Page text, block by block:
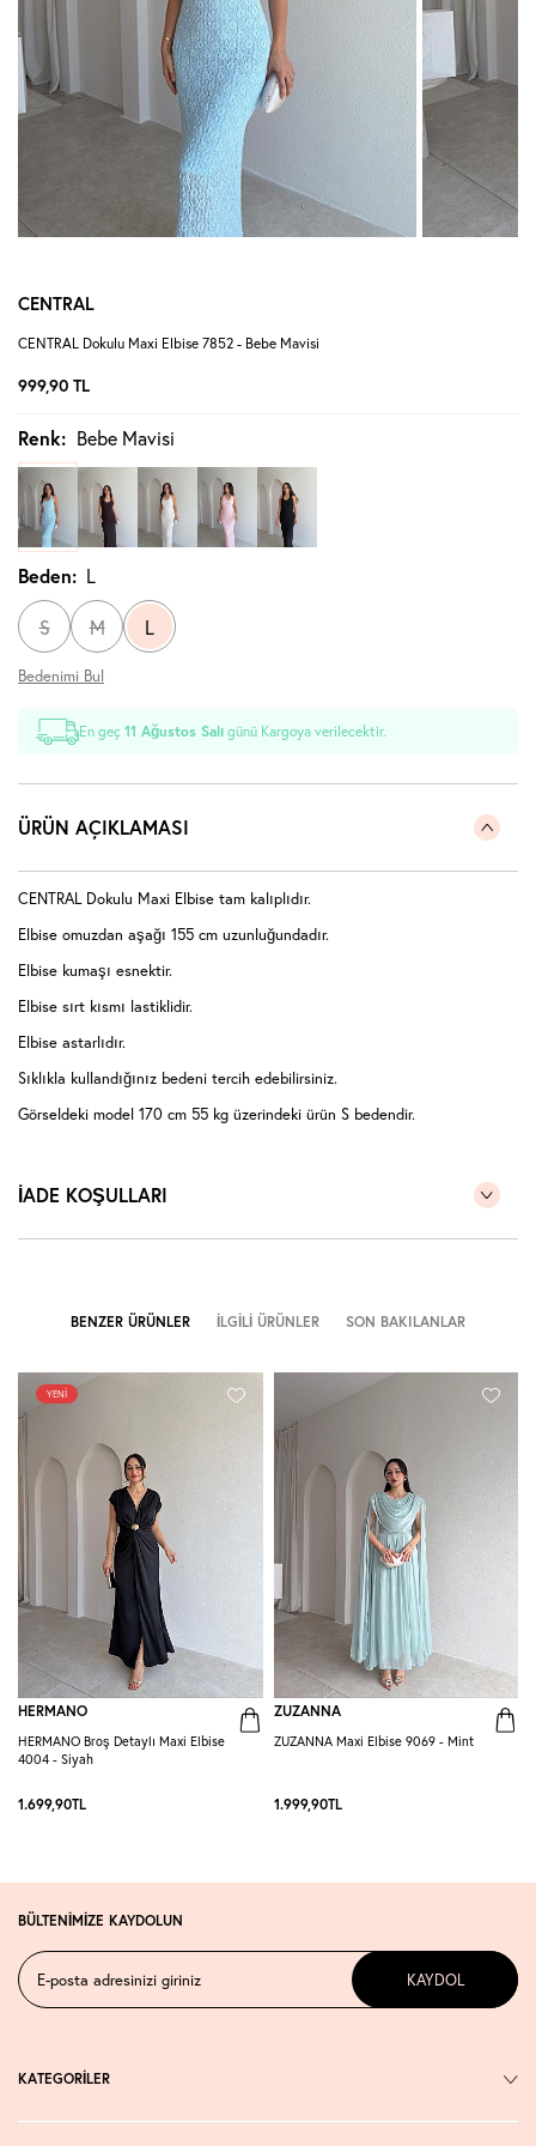
CENTRAL
CENTRAL Dokulu Maxi Elbise 7852 - Bebe Mavisi
999,90 TL
Renk: Bebe Mavisi
Beden: L
S M L
Bedenimi Bul
En geç11 Ağustos Salı günü Kargoya verilecektir.
ÜRÜN AÇIKLAMASI
CENTRAL Dokulu Maxi Elbise tam kalıplıdır.
Elbise omuzdan aşağı 155 cm uzunluğundadır.
Elbise kumaşı esnektir.
Elbise sırt kısmı lastiklidir.
Elbise astarlıdır.
Sıklıkla kullandığınız bedeni tercih edebilirsiniz.
Görseldeki model 170 cm 55 kg üzerindeki ürün S bedendir.
İADE KOŞULLARI
BENZER ÜRÜNLER İLGILI ÜRÜNLER SON BAKILANLAR
YENI
HERMANO
HERMANO Broş Detaylı Maxi Elbise
4004 - Siyah
1.699,90TL
ZUZANNA
ZUZANNA Maxi Elbise 9069 - Mint
1.999,90TL
BÜLTENİMİZE KAYDOLUN
KAYDOL
KATEGORİLER